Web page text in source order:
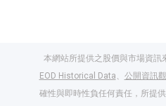
本網站所提供之股價與市場資訊
EOD Historical Data、 公開資訊
確性與即時性負任何責任，所提